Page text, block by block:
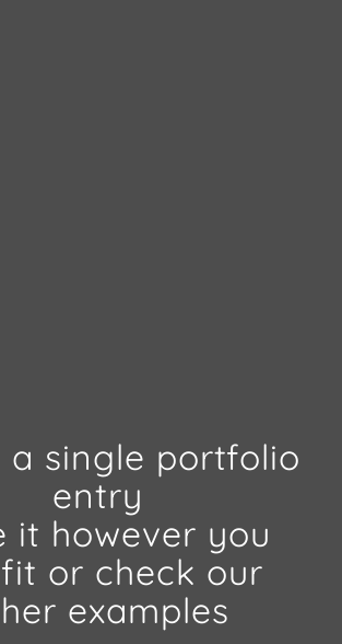
a single portfolio
entry
it however you
or check our
examples